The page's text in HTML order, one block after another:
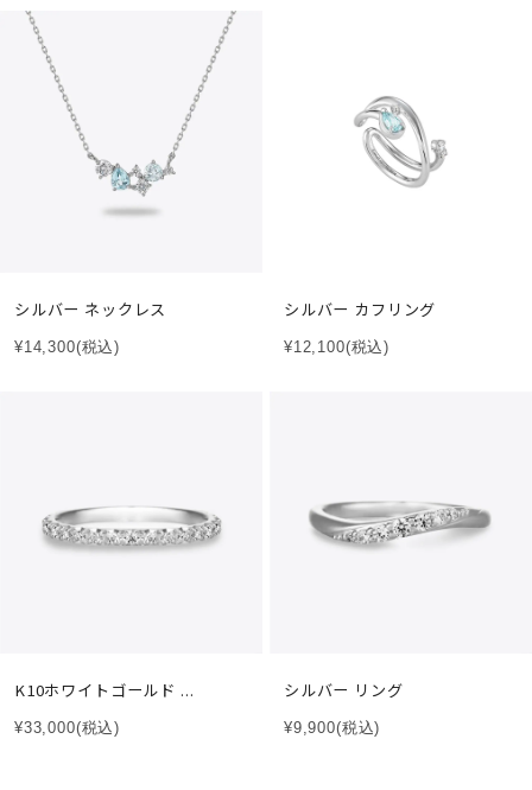
シルバー ネックレス
¥14,300(税込)
シルバー カフリング
¥12,100(税込)
K10ホワイトゴールド ...
¥33,000(税込)
シルバー リング
¥9,900(税込)